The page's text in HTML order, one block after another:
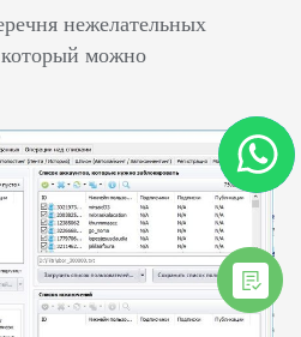
нежелательных
который можно